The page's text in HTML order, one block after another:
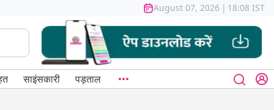
August 07, 2026 | 18:08 IST
साइंसकारी पड़ताल